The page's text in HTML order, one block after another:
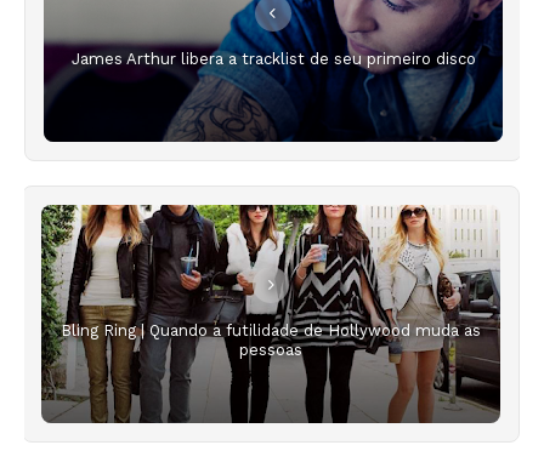
James Arthur libera a tracklist de seu primeiro disco
Bling Ring | Quando a futilidade de Hollywood muda as
pessoas